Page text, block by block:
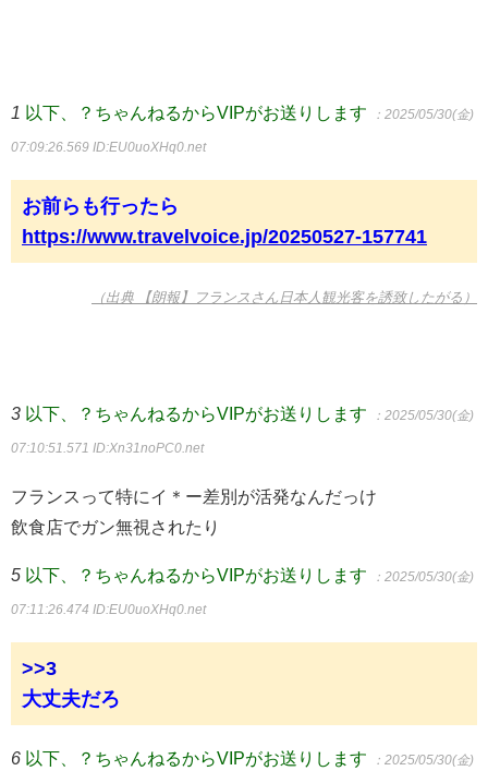
1 以下、？ちゃんねるからVIPがお送りします ：2025/05/30(金)
07:09:26.569 ID:EU0uoXHq0.net
お前らも行ったら
https://www.travelvoice.jp/20250527-157741
（出典 【朗報】フランスさん日本人観光客を誘致したがる）
3 以下、？ちゃんねるからVIPがお送りします ：2025/05/30(金)
07:10:51.571 ID:Xn31noPC0.net
フランスって特にイ＊ー差別が活発なんだっけ
飲食店でガン無視されたり
5 以下、？ちゃんねるからVIPがお送りします ：2025/05/30(金)
07:11:26.474 ID:EU0uoXHq0.net
>>3
大丈夫だろ
6 以下、？ちゃんねるからVIPがお送りします ：2025/05/30(金)